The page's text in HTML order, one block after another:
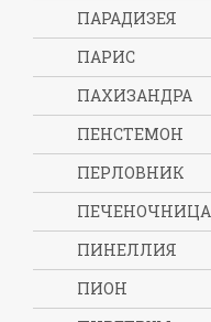
ПАРАДИЗЕЯ
ПАРИС
ПАХИЗАНДРА
ПЕНСТЕМОН
ПЕРЛОВНИК
ПЕЧЕНОЧНИЦА
ПИНЕЛЛИЯ
ПИОН